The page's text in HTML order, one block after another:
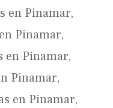
en Pinamar,
Pinamar,
en Pinamar,
Pinamar,
en Pinamar,